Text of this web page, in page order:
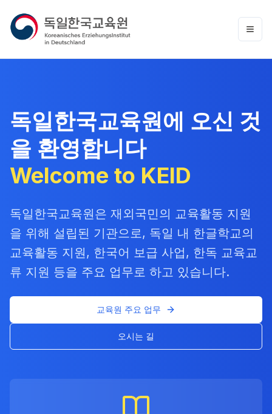
독일한국교육원에 오신 것
을 환영합니다
Welcome to KEID
독일한국교육원은 재외국민의 교육활동 지원
을 위해 설립된 기관으로, 독일 내 한글학교의
교육활동 지원, 한국어 보급 사업, 한독 교육교
류 지원 등을 주요 업무로 하고 있습니다.
교육원 주요 업무
오시는 길